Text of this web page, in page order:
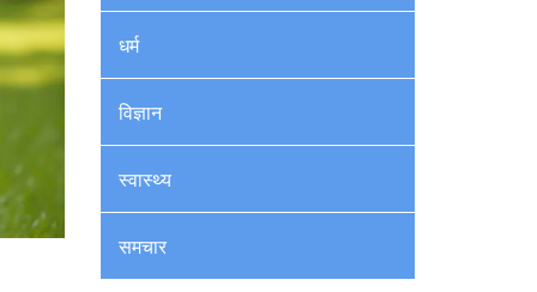
धर्म
विज्ञान
स्वास्थ्य
समचार